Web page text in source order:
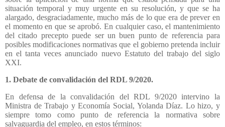
situación temporal y muy urgente en su resolución, y que se ha
alargado, desgraciadamente, mucho más de lo que era de prever en
el momento en que se aprobó. En cualquier caso, el mantenimiento
del citado precepto puede ser un buen punto de referencia para
posibles modificaciones normativas que el gobierno pretenda incluir
en el tanta veces anunciado nuevo Estatuto del trabajo del siglo
XXI.
1. Debate de convalidación del RDL 9/2020.
En defensa de la convalidación del RDL 9/2020 intervino la
Ministra de Trabajo y Economía Social, Yolanda Díaz. Lo hizo, y
siempre tomo como punto de referencia la normativa sobre
salvaguardia del empleo, en estos términos: